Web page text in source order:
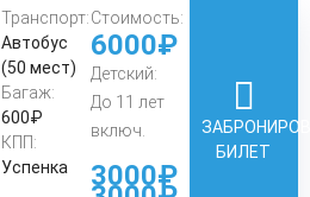
Транспорт:
Автобус
(50 мест)
Багаж:
600₽
КПП:
Успенка
Стоимость:
6000₽
Детский:
До 11 лет
включ.
3000₽
БИЛЕТ